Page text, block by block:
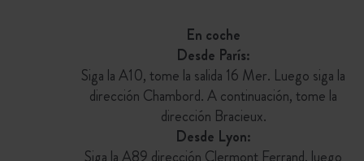
En coche
Desde París:
Siga la A10, tome la salida 16 Mer. Luego siga la
dirección Chambord. A continuación, tome la
dirección Bracieux.
Desde Lyon: